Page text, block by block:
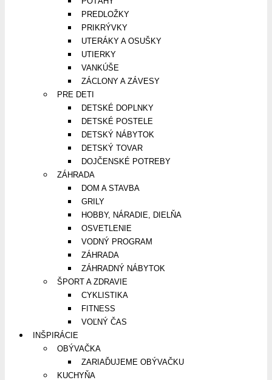
PREDLOŽKY
PRIKRÝVKY
UTERÁKY A OSUŠKY
UTIERKY
VANKÚŠE
ZÁCLONY A ZÁVESY
PRE DETI
DETSKÉ DOPLNKY
DETSKÉ POSTELE
DETSKÝ NÁBYTOK
DETSKÝ TOVAR
DOJČENSKÉ POTREBY
ZÁHRADA
DOM A STAVBA
GRILY
HOBBY, NÁRADIE, DIELŇA
OSVETLENIE
VODNÝ PROGRAM
ZÁHRADA
ZÁHRADNÝ NÁBYTOK
ŠPORT A ZDRAVIE
CYKLISTIKA
FITNESS
VOĽNÝ ČAS
INŠPIRÁCIE
OBÝVAČKA
ZARIAĎUJEME OBÝVAČKU
KUCHYŇA